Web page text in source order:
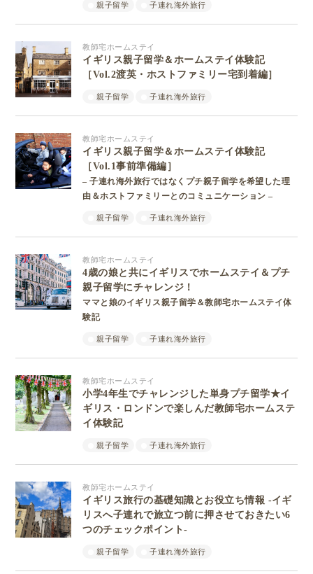
親子留学 子連れ海外旅行
教師宅ホームステイ
イギリス親子留学＆ホームステイ体験記
［Vol.2渡英・ホストファミリー宅到着編］
親子留学 子連れ海外旅行
教師宅ホームステイ
イギリス親子留学＆ホームステイ体験記
［Vol.1事前準備編］
– 子連れ海外旅行ではなくプチ親子留学を希望した理
由＆ホストファミリーとのコミュニケーション –
親子留学 子連れ海外旅行
教師宅ホームステイ
4歳の娘と共にイギリスでホームステイ＆プチ
親子留学にチャレンジ！
ママと娘のイギリス親子留学＆教師宅ホームステイ体
験記
親子留学 子連れ海外旅行
教師宅ホームステイ
小学4年生でチャレンジした単身プチ留学★イ
ギリス・ロンドンで楽しんだ教師宅ホームステ
イ体験記
親子留学 子連れ海外旅行
教師宅ホームステイ
イギリス旅行の基礎知識とお役立ち情報 -イギ
リスへ子連れで旅立つ前に押させておきたい6
つのチェックポイント-
親子留学 子連れ海外旅行